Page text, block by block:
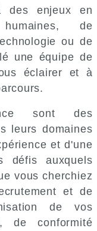
des enjeux en
de
ou de
une équipe de
éclairer et à
sont des
leurs domaines
et d'une
défis auxquels
vous cherchiez
et de
de vos
de conformité